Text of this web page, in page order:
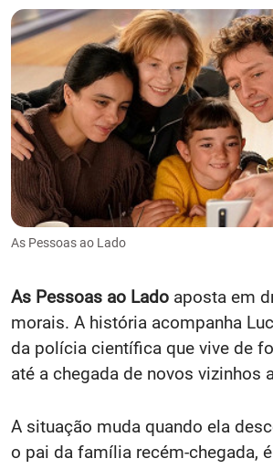
As Pessoas ao Lado
As Pessoas ao Lado aposta em
morais. A história acompanha
da polícia científica que vive de
até a chegada de novos vizinhos
A situação muda quando ela
o pai da família recém-chegada,